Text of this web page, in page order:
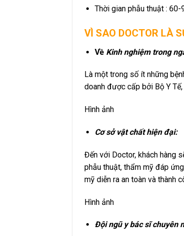
Thời gian phẫu thuật : 60-
VÌ SAO DOCTOR LÀ
Về Kinh nghiệm trong
Là một trong số ít những
doanh được cấp bởi Bộ Y
Hình ảnh
Cơ sở vật chất hiện đại:
Đến với Doctor, khách hàng
phẫu thuật, thẩm mỹ đáp
mỹ diễn ra an toàn và thành
Hình ảnh
Đội ngũ y bác sĩ chuyên